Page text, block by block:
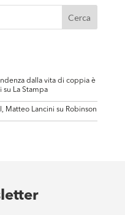
dalla vita di coppia è
su La Stampa
Matteo Lancini su Robinson